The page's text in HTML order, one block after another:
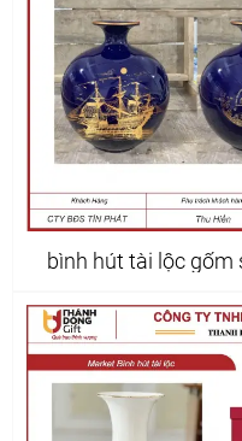
bình hút tài lộc gốm